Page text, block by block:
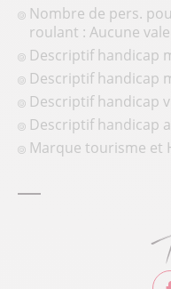
Nombre de pers.
roulant : Aucune
Descriptif handicap
Descriptif handicap
Descriptif handicap
Descriptif handicap
Marque tourisme et